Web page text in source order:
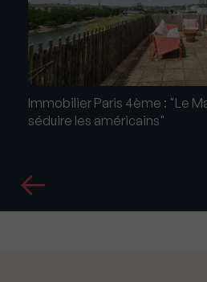
Immobilier Paris 4ème : "Le
séduire les américains"